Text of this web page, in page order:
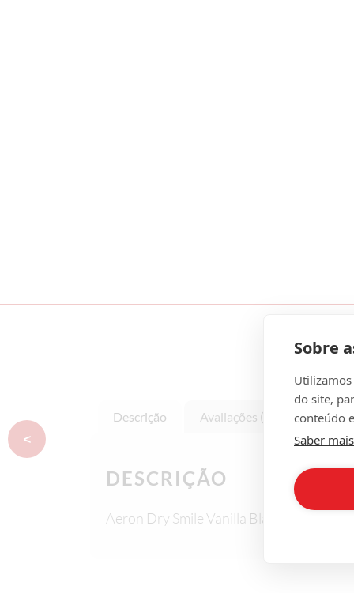
Sobre
do site,
conteúdo
Saber mais
Descrição Avaliações (0)
DESCRIÇÃO
Aeron Dry Smile Vanilla Black (10)
<